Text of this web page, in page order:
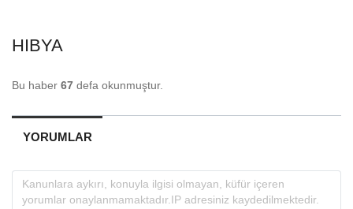
HIBYA
Bu haber 67 defa okunmuştur.
YORUMLAR